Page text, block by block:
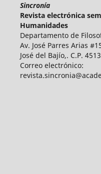
Sincronía
Revista electrónica
Humanidades
Departamento de
Av. José Parres Arias
José del Bajío,. C.P.
Correo electrónico: